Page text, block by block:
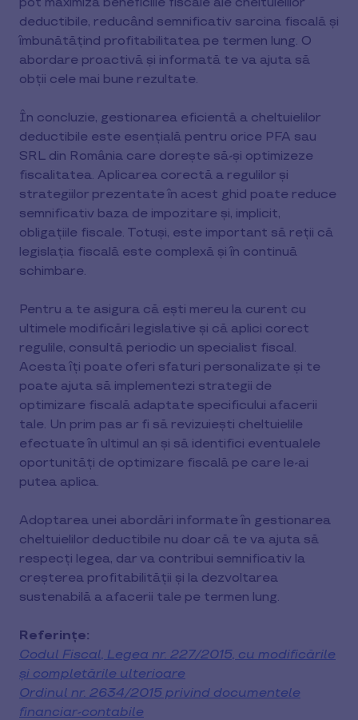
deductibile, reducând semnificativ sarcina fiscală și
îmbunătățind profitabilitatea pe termen lung. O
abordare proactivă și informată te va ajuta să
obții cele mai bune rezultate.
În concluzie, gestionarea eficientă a cheltuielilor
deductibile este esențială pentru orice PFA sau
SRL din România care dorește să-și optimizeze
fiscalitatea. Aplicarea corectă a regulilor și
strategiilor prezentate în acest ghid poate reduce
semnificativ baza de impozitare și, implicit,
obligațiile fiscale. Totuși, este important să reții că
legislația fiscală este complexă și în continuă
schimbare.
Pentru a te asigura că ești mereu la curent cu
ultimele modificări legislative și că aplici corect
regulile, consultă periodic un specialist fiscal.
Acesta îți poate oferi sfaturi personalizate și te
poate ajuta să implementezi strategii de
optimizare fiscală adaptate specificului afacerii
tale. Un prim pas ar fi să revizuiești cheltuielile
efectuate în ultimul an și să identifici eventualele
oportunități de optimizare fiscală pe care le-ai
putea aplica.
Adoptarea unei abordări informate în gestionarea
cheltuielilor deductibile nu doar că te va ajuta să
respecți legea, dar va contribui semnificativ la
creșterea profitabilității și la dezvoltarea
sustenabilă a afacerii tale pe termen lung.
Referințe:
Codul Fiscal, Legea nr. 227/2015, cu modificările
și completările ulterioare
Ordinul nr. 2634/2015 privind documentele
financiar-contabile